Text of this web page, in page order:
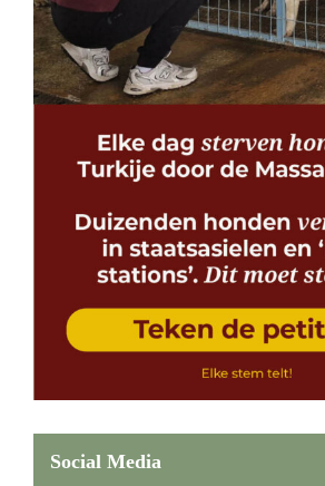
Social Media